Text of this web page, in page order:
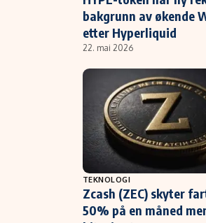
bakgrunn av økende
etter Hyperliquid
22. mai 2026
TEKNOLOGI
Zcash (ZEC) skyter
50% på en måned